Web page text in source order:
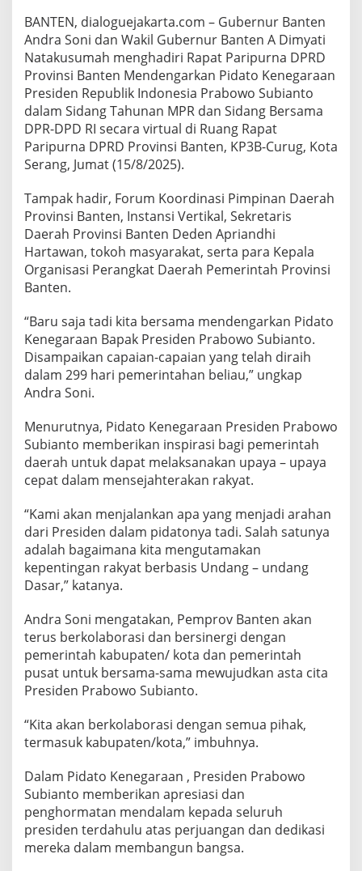
r
i
a
p
a
t
P
a
r
i
u
r
n
a
D
P
r
o
v
i
B
a
n
t
e
D
e
n
a
a
n
i
d
a
o
K
e
e
g
a
a
a
BANTEN, dialoguejakarta.com – Gubernur Banten
Andra Soni dan Wakil Gubernur Banten A Dimyati
Natakusumah menghadiri Rapat Paripurna DPRD
Provinsi Banten Mendengarkan Pidato Kenegaraan
Presiden Republik Indonesia Prabowo Subianto
dalam Sidang Tahunan MPR dan Sidang Bersama
DPR-DPD RI secara virtual di Ruang Rapat
Paripurna DPRD Provinsi Banten, KP3B-Curug, Kota
Serang, Jumat (15/8/2025).
Tampak hadir, Forum Koordinasi Pimpinan Daerah
Provinsi Banten, Instansi Vertikal, Sekretaris
Daerah Provinsi Banten Deden Apriandhi
Hartawan, tokoh masyarakat, serta para Kepala
Organisasi Perangkat Daerah Pemerintah Provinsi
Banten.
“Baru saja tadi kita bersama mendengarkan Pidato
Kenegaraan Bapak Presiden Prabowo Subianto.
Disampaikan capaian-capaian yang telah diraih
dalam 299 hari pemerintahan beliau,” ungkap
Andra Soni.
Menurutnya, Pidato Kenegaraan Presiden Prabowo
Subianto memberikan inspirasi bagi pemerintah
daerah untuk dapat melaksanakan upaya – upaya
cepat dalam mensejahterakan rakyat.
“Kami akan menjalankan apa yang menjadi arahan
dari Presiden dalam pidatonya tadi. Salah satunya
adalah bagaimana kita mengutamakan
kepentingan rakyat berbasis Undang – undang
Dasar,” katanya.
Andra Soni mengatakan, Pemprov Banten akan
terus berkolaborasi dan bersinergi dengan
pemerintah kabupaten/ kota dan pemerintah
pusat untuk bersama-sama mewujudkan asta cita
Presiden Prabowo Subianto.
“Kita akan berkolaborasi dengan semua pihak,
termasuk kabupaten/kota,” imbuhnya.
Dalam Pidato Kenegaraan , Presiden Prabowo
Subianto memberikan apresiasi dan
penghormatan mendalam kepada seluruh
presiden terdahulu atas perjuangan dan dedikasi
mereka dalam membangun bangsa.